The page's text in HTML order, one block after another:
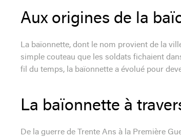
Aux origines de la
La baïonnette, dont le nom provient de la
simple couteau que les soldats fichaient
fil du temps, la baïonnette a évolué pour
La baïonnette à
De la guerre de Trente Ans à la Première